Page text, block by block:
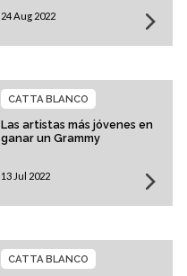
24 Aug 2022
Las artistas más jóvenes en
ganar un Grammy
CATTA BLANCO
13 Jul 2022
CATTA BLANCO